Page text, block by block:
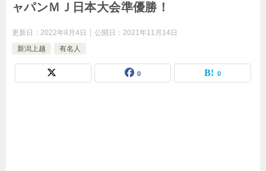
ャパンＭＪ日本大会準優勝！
更新日： 2022年8月4日 公開日： 2021年11月14日
新潟上越
有名人
0 0